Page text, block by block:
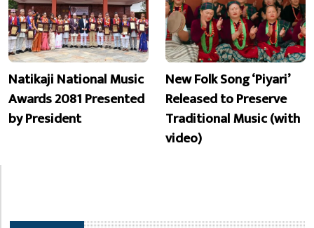
Natikaji National Music
Awards 2081 Presented
by President
New Folk Song ‘Piyari’
Released to Preserve
Traditional Music (with
video)